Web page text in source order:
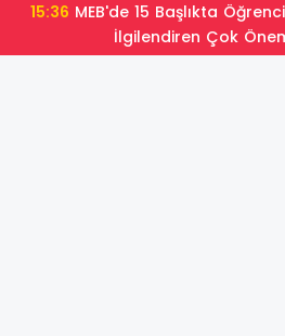
15:36
İlgilendiren Çok